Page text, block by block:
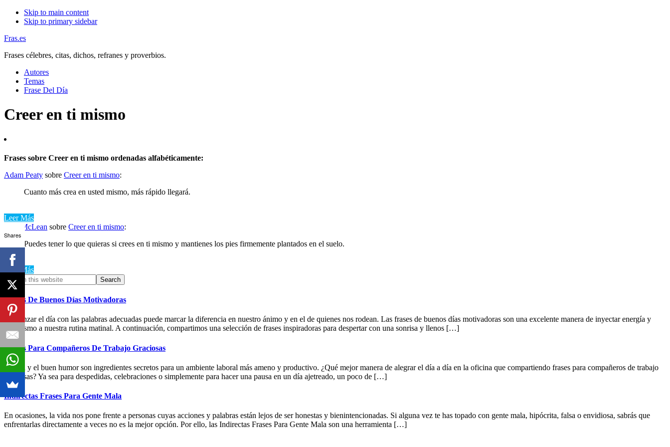
Skip to main content
Skip to primary sidebar
Fras.es
Frases célebres, citas, dichos, refranes y proverbios.
Autores
Temas
Frase Del Día
Creer en ti mismo
Frases sobre Creer en ti mismo ordenadas alfabéticamente:
Adam Peaty sobre Creer en ti mismo:
Cuanto más crea en usted mismo, más rápido llegará.
Leer Más
A. J. McLean sobre Creer en ti mismo:
Puedes tener lo que quieras si crees en ti mismo y mantienes los pies firmemente plantados en el suelo.
Leer Más
Primary
Sidebar
Search
this
website
Frases De Buenos Días Motivadoras
Comenzar el día con las palabras adecuadas puede marcar la diferencia en nuestro ánimo y en el de quienes nos rodean. Las frases de buenos días motivadoras son una excelente manera de inyectar energía y
optimismo a nuestra rutina matinal. A continuación, compartimos una selección de frases inspiradoras para despertar con una sonrisa y llenos […]
Frases Para Compañeros De Trabajo Graciosas
La risa y el buen humor son ingredientes secretos para un ambiente laboral más ameno y productivo. ¿Qué mejor manera de alegrar el día a día en la oficina que compartiendo frases para compañeros de trabajo
graciosas? Ya sea para despedidas, celebraciones o simplemente para hacer una pausa en un día ajetreado, un poco de […]
Indirectas Frases Para Gente Mala
En ocasiones, la vida nos pone frente a personas cuyas acciones y palabras están lejos de ser honestas y bienintencionadas. Si alguna vez te has topado con gente mala, hipócrita, falsa o envidiosa, sabrás que
enfrentarlas directamente a veces no es la mejor opción. Por ello, las Indirectas Frases Para Gente Mala son una herramienta […]
Shares